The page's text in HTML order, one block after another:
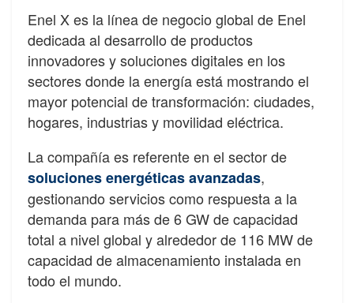
Enel X es la línea de negocio global de Enel
dedicada al desarrollo de productos
innovadores y soluciones digitales en los
sectores donde la energía está mostrando el
mayor potencial de transformación: ciudades,
hogares, industrias y movilidad eléctrica.
La compañía es referente en el sector de
soluciones energéticas avanzadas,
gestionando servicios como respuesta a la
demanda para más de 6 GW de capacidad
total a nivel global y alrededor de 116 MW de
capacidad de almacenamiento instalada en
todo el mundo.